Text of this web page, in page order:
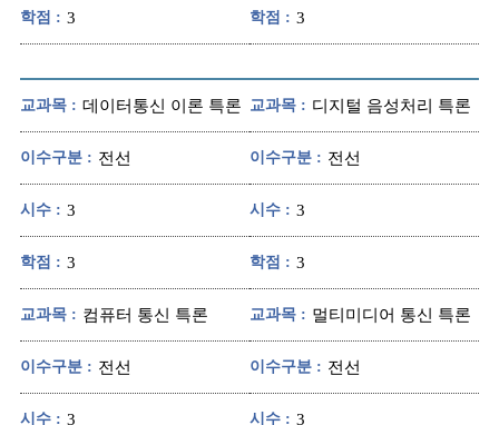
학점 : 3 학점 : 3
교과목 : 데이터통신 이론 특론
이수구분 : 전선
시수 : 3
학점 : 3
교과목 : 컴퓨터 통신 특론
이수구분 : 전선
시수 : 3
교과목 : 디지털 음성처리 특론
이수구분 : 전선
시수 : 3
학점 : 3
교과목 : 멀티미디어 통신 특론
이수구분 : 전선
시수 : 3